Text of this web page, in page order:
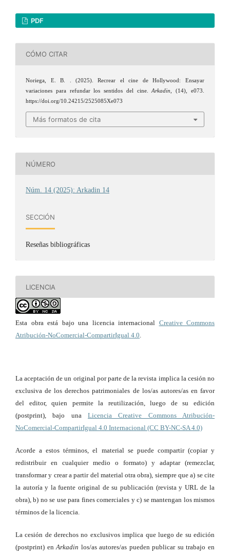
PDF
CÓMO CITAR
Noriega, E. B. . (2025). Recrear el cine de Hollywood: Ensayar
variaciones para refundar los sentidos del cine.Arkadin
, (14), e073.
https://doi.org/10.24215/2525085Xe073
Más formatos de cita
NÚMERO
Núm. 14 (2025): Arkadin 14
SECCIÓN
Reseñas bibliográficas
LICENCIA
Esta obra está bajo una licencia internacional Creative Commons
Atribución-NoComercial-CompartirIgual 4.0.
La aceptación de un original por parte de la revista implica la cesión no
exclusiva de los derechos patrimoniales de los/as autores/as en favor
del editor, quien permite la reutilización, luego de su edición
(postprint), bajo una Licencia Creative Commons Atribución-
NoComercial-CompartirIgual 4.0 Internacional (CC BY-NC-SA 4.0)
Acorde a estos términos, el material se puede compartir (copiar y
redistribuir en cualquier medio o formato) y adaptar (remezclar,
transformar y crear a partir del material otra obra), siempre que a) se cite
la autoría y la fuente original de su publicación (revista y URL de la
obra), b) no se use para fines comerciales y c) se mantengan los mismos
términos de la licencia.
La cesión de derechos no exclusivos implica que luego de su edición
(postprint) en Arkadin los/as autores/as pueden publicar su trabajo en